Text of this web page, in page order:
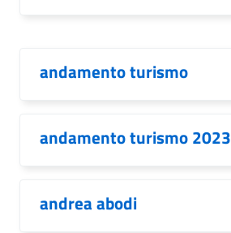
andamento turismo
andamento turismo 2023
andrea abodi